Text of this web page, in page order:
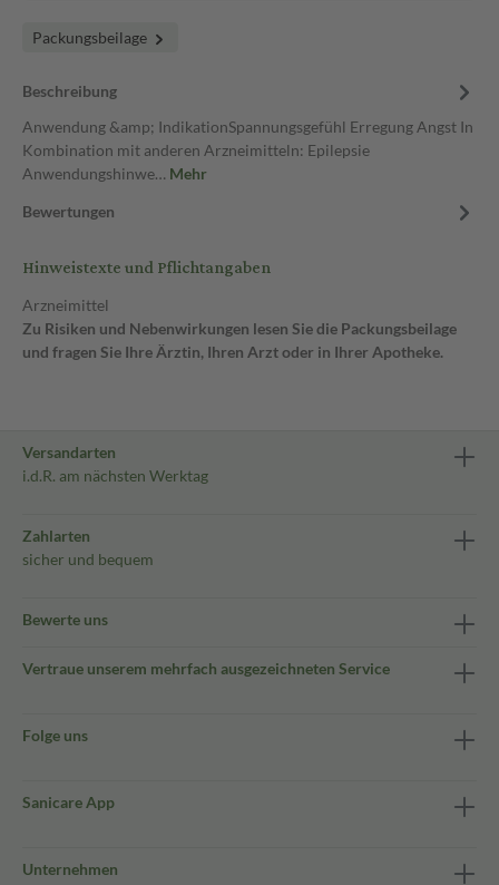
Packungsbeilage
Beschreibung
Anwendung &amp; IndikationSpannungsgefühl Erregung Angst In
Kombination mit anderen Arzneimitteln: Epilepsie
Anwendungshinwe… Mehr
Bewertungen
Hinweistexte und Pflichtangaben
Arzneimittel
Zu Risiken und Nebenwirkungen lesen Sie die Packungsbeilage
und fragen Sie Ihre Ärztin, Ihren Arzt oder in Ihrer Apotheke.
Versandarten
i.d.R. am nächsten Werktag
Zahlarten
sicher und bequem
Bewerte uns
Vertraue unserem mehrfach ausgezeichneten Service
Folge uns
Sanicare App
Unternehmen